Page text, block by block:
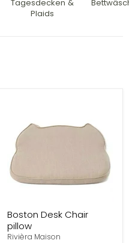
Tagesdecken &
Plaids
Boston Desk Chair
pillow
Rivièra Maison